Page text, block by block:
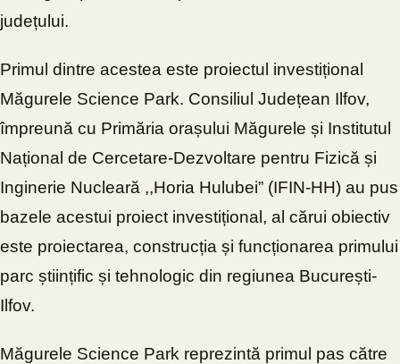
județului.
Primul dintre acestea este proiectul investițional
Măgurele Science Park. Consiliul Județean Ilfov,
împreună cu Primăria orașului Măgurele și Institutul
Național de Cercetare-Dezvoltare pentru Fizică și
Inginerie Nucleară ,,Horia Hulubei” (IFIN-HH) au pus
bazele acestui proiect investițional, al cărui obiectiv
este proiectarea, construcția și funcționarea primului
parc științific și tehnologic din regiunea București-
Ilfov.
Măgurele Science Park reprezintă primul pas către